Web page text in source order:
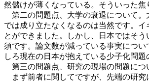
然儲けが薄くなっている。そういった
第二の問題点、大学の衰退について。
では成り立たなくなるのは当然です。
とができました。しかし、日本ではそ
須です。論文数が減っている事実につ
しろ現在の日本が抱えている少子化問題
第三の問題点、研究の現場の問題につ
まず前者に関してですが、先端の研究